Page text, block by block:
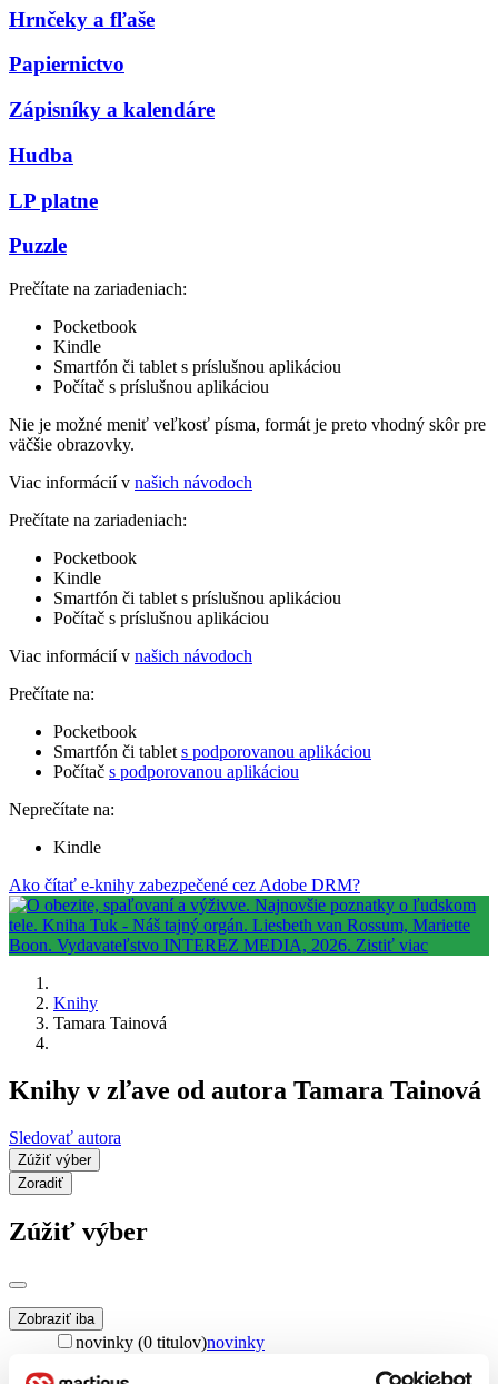
Hrnčeky a fľaše
Papiernictvo
Zápisníky a kalendáre
Hudba
LP platne
Puzzle
Prečítate na zariadeniach:
Pocketbook
Kindle
Smartfón či tablet s príslušnou aplikáciou
Počítač s príslušnou aplikáciou
Nie je možné meniť veľkosť písma, formát je preto vhodný skôr pre
väčšie obrazovky.
Viac informácií v našich návodoch
Prečítate na zariadeniach:
Pocketbook
Kindle
Smartfón či tablet s príslušnou aplikáciou
Počítač s príslušnou aplikáciou
Viac informácií v našich návodoch
Prečítate na:
Pocketbook
Smartfón či tablet s podporovanou aplikáciou
Počítač s podporovanou aplikáciou
Neprečítate na:
Kindle
Ako čítať e-knihy zabezpečené cez Adobe DRM?
Knihy
Tamara Tainová
Knihy v zľave od autora Tamara Tainová
Sledovať autora
Zúžiť výber
Zoradiť
Zúžiť výber
Zobraziť iba
novinky (0 titulov)novinky